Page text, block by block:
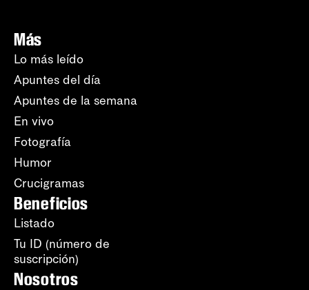
Más
Lo más leído
Apuntes del día
Apuntes de la semana
En vivo
Fotografía
Humor
Crucigramas
Beneficios
Listado
Tu ID (número de
suscripción)
Nosotros